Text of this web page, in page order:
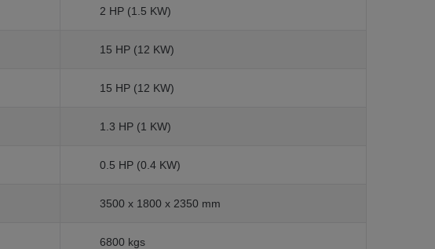
2 HP (1.5 KW)
15 HP (12 KW)
15 HP (12 KW)
1.3 HP (1 KW)
0.5 HP (0.4 KW)
3500 x 1800 x 2350 mm
6800 kgs